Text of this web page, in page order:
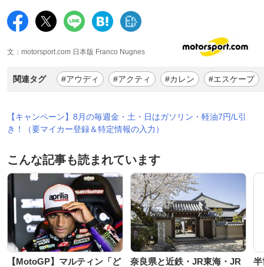
文：motorsport.com 日本版 Franco Nugnes
関連タグ #アウディ #アクティ #カレン #エスケープ
【キャンペーン】8月の毎週金・土・日はガソリン・軽油7円/L引
き！（要マイカー登録＆特定情報の入力）
こんな記事も読まれています
【MotoGP】マルティン「ど
奈良県と近鉄・JR東海・JR
半